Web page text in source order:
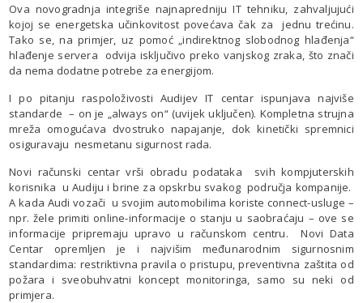
Ova novogradnja integriše najnapredniju IT tehniku, zahvaljujući
kojoj se energetska učinkovitost povećava čak za jednu trećinu.
Tako se, na primjer, uz pomoć „indirektnog slobodnog hlađenja“
hlađenje servera odvija isključivo preko vanjskog zraka, što znači
da nema dodatne potrebe za energijom.
I po pitanju raspoloživosti Audijev IT centar ispunjava najviše
standarde – on je „always on“ (uvijek uključen). Kompletna strujna
mreža omogućava dvostruko napajanje, dok kinetički spremnici
osiguravaju nesmetanu sigurnost rada.
Novi računski centar vrši obradu podataka svih kompjuterskih
korisnika u Audiju i brine za opskrbu svakog područja kompanije.
A kada Audi vozači u svojim automobilima koriste connect-usluge –
npr. žele primiti online-informacije o stanju u saobraćaju – ove se
informacije pripremaju upravo u računskom centru. Novi Data
Centar opremljen je i najvišim međunarodnim sigurnosnim
standardima: restriktivna pravila o pristupu, preventivna zaštita od
požara i sveobuhvatni koncept monitoringa, samo su neki od
primjera.